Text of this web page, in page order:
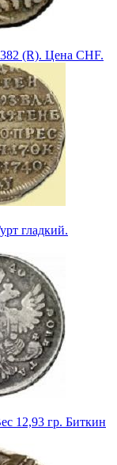
(R). Цена CHF.
гладкий.
12,93 гр. Биткин